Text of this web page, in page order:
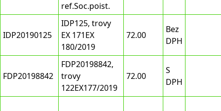
ref.Soc.poist.
IDP20190125
IDP125, trovy
EX 171EX
180/2019
72.00
Bez
DPH
FDP20198842
FDP20198842,
trovy
122EX177/2019
72.00
S
DPH